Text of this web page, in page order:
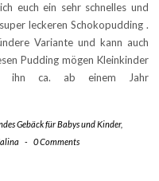
euch ein sehr schnelles und
leckeren Schokopudding .
Variante und kann auch
Pudding mögen Kleinkinder
ihn ca. ab einem Jahr
Gebäck für Babys und Kinder,
- 0 Comments